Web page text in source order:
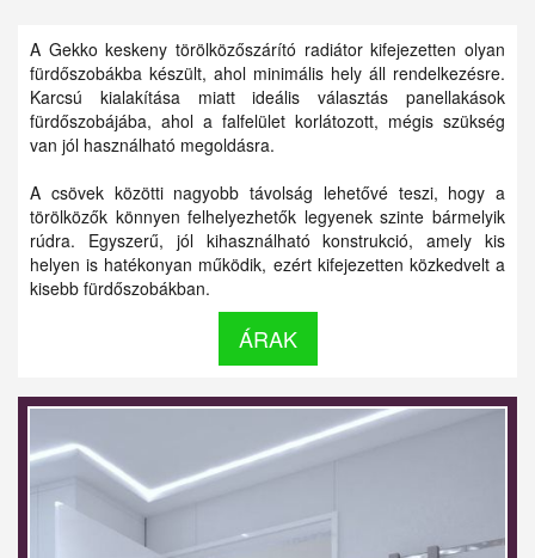
A Gekko keskeny törölközőszárító radiátor kifejezetten olyan
fürdőszobákba készült, ahol minimális hely áll rendelkezésre.
Karcsú kialakítása miatt ideális választás panellakások
fürdőszobájába, ahol a falfelület korlátozott, mégis szükség
van jól használható megoldásra.
A csövek közötti nagyobb távolság lehetővé teszi, hogy a
törölközők könnyen felhelyezhetők legyenek szinte bármelyik
rúdra. Egyszerű, jól kihasználható konstrukció, amely kis
helyen is hatékonyan működik, ezért kifejezetten közkedvelt a
kisebb fürdőszobákban.
ÁRAK